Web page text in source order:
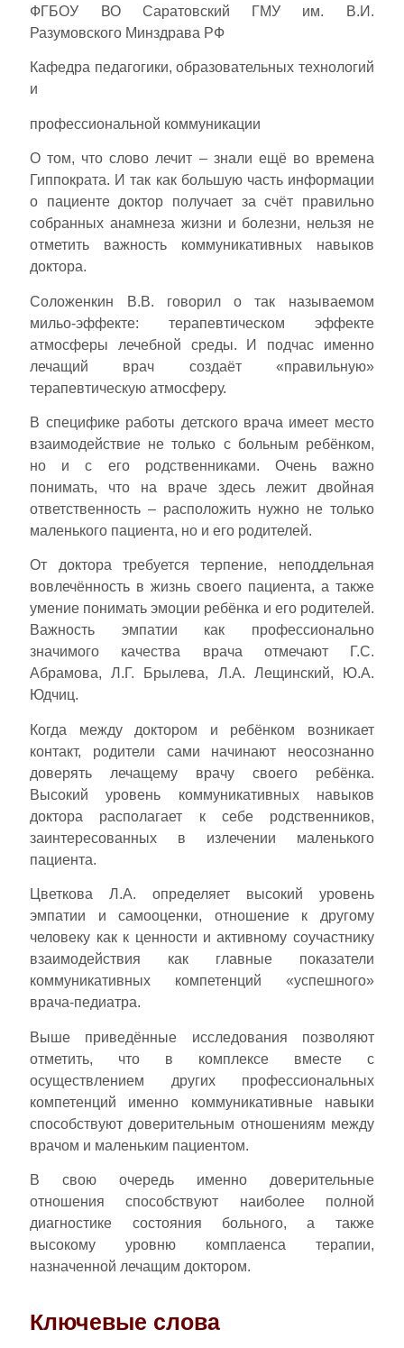
ФГБОУ ВО Саратовский ГМУ им. В.И.
Разумовского Минздрава РФ
Кафедра педагогики, образовательных технологий
и
профессиональной коммуникации
О том, что слово лечит – знали ещё во времена
Гиппократа. И так как большую часть информации
о пациенте доктор получает за счёт правильно
собранных анамнеза жизни и болезни, нельзя не
отметить важность коммуникативных навыков
доктора.
Соложенкин В.В. говорил о так называемом
мильо-эффекте: терапевтическом эффекте
атмосферы лечебной среды. И подчас именно
лечащий врач создаёт «правильную»
терапевтическую атмосферу.
В специфике работы детского врача имеет место
взаимодействие не только с больным ребёнком,
но и с его родственниками. Очень важно
понимать, что на враче здесь лежит двойная
ответственность – расположить нужно не только
маленького пациента, но и его родителей.
От доктора требуется терпение, неподдельная
вовлечённость в жизнь своего пациента, а также
умение понимать эмоции ребёнка и его родителей.
Важность эмпатии как профессионально
значимого качества врача отмечают Г.С.
Абрамова, Л.Г. Брылева, Л.А. Лещинский, Ю.А.
Юдчиц.
Когда между доктором и ребёнком возникает
контакт, родители сами начинают неосознанно
доверять лечащему врачу своего ребёнка.
Высокий уровень коммуникативных навыков
доктора располагает к себе родственников,
заинтересованных в излечении маленького
пациента.
Цветкова Л.А. определяет высокий уровень
эмпатии и самооценки, отношение к другому
человеку как к ценности и активному соучастнику
взаимодействия как главные показатели
коммуникативных компетенций «успешного»
врача-педиатра.
Выше приведённые исследования позволяют
отметить, что в комплексе вместе с
осуществлением других профессиональных
компетенций именно коммуникативные навыки
способствуют доверительным отношениям между
врачом и маленьким пациентом.
В свою очередь именно доверительные
отношения способствуют наиболее полной
диагностике состояния больного, а также
высокому уровню комплаенса терапии,
назначенной лечащим доктором.
Ключевые слова